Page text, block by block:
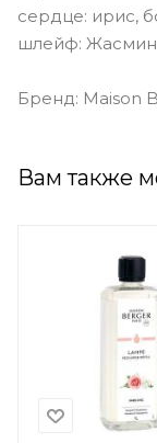
сердце: ирис,
шлейф:
Бренд: Maison
Вам также